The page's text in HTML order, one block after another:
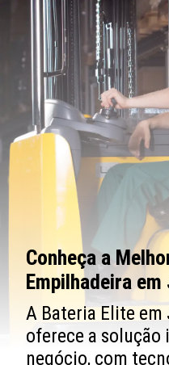
Conheça a
Empilhadeira
A Bateria Elite em
oferece a solução
negócio, com